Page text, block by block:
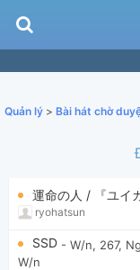
Tìm theo hợp
Quản lý > Bài hát chờ
運命の人 / 『ユイ
ryohatsun
SSD - W/n, 267,
W/n